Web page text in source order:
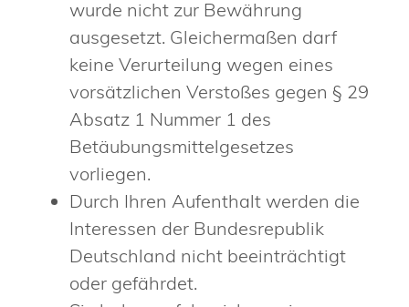
wurde nicht zur Bewährung
ausgesetzt. Gleichermaßen darf
keine Verurteilung wegen eines
vorsätzlichen Verstoßes gegen § 29
Absatz 1 Nummer 1 des
Betäubungsmittelgesetzes
vorliegen.
Durch Ihren Aufenthalt werden die
Interessen der Bundesrepublik
Deutschland nicht beeinträchtigt
oder gefährdet.